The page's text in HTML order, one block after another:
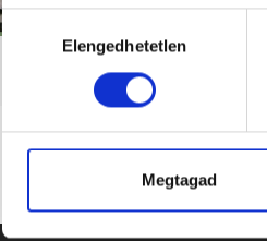
Hozzájárulás
kiválasztásaElengedhetetlen
Megtagad
Virágok